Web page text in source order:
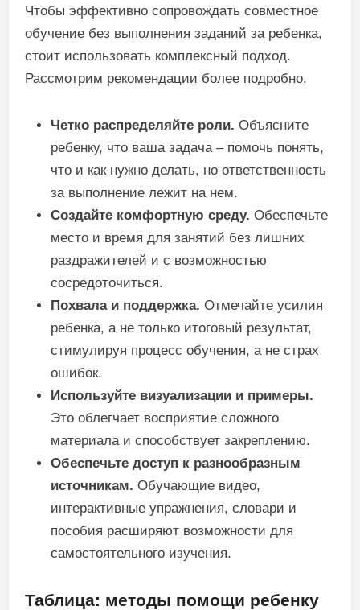
Чтобы эффективно сопровождать совместное
обучение без выполнения заданий за ребенка,
стоит использовать комплексный подход.
Рассмотрим рекомендации более подробно.
Четко распределяйте роли. Объясните
ребенку, что ваша задача – помочь понять,
что и как нужно делать, но ответственность
за выполнение лежит на нем.
Создайте комфортную среду. Обеспечьте
место и время для занятий без лишних
раздражителей и с возможностью
сосредоточиться.
Похвала и поддержка. Отмечайте усилия
ребенка, а не только итоговый результат,
стимулируя процесс обучения, а не страх
ошибок.
Используйте визуализации и примеры.
Это облегчает восприятие сложного
материала и способствует закреплению.
Обеспечьте доступ к разнообразным
источникам. Обучающие видео,
интерактивные упражнения, словари и
пособия расширяют возможности для
самостоятельного изучения.
Таблица: методы помощи ребенку